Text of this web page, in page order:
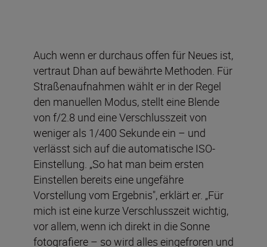
Auch wenn er durchaus offen für Neues ist,
vertraut Dhan auf bewährte Methoden. Für
Straßenaufnahmen wählt er in der Regel
den manuellen Modus, stellt eine Blende
von f/2.8 und eine Verschlusszeit von
weniger als 1/400 Sekunde ein – und
verlässt sich auf die automatische ISO-
Einstellung. „So hat man beim ersten
Einstellen bereits eine ungefähre
Vorstellung vom Ergebnis", erklärt er. „Für
mich ist eine kurze Verschlusszeit wichtig,
vor allem, wenn ich direkt in die Sonne
fotografiere – so wird alles eingefroren und